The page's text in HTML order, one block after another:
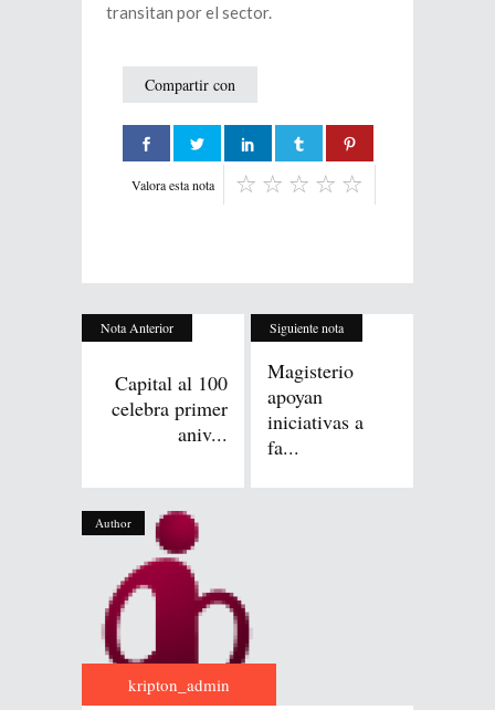
transitan por el sector.
Compartir con
Valora esta nota
Nota Anterior
Capital al 100
celebra primer
aniv...
Siguiente nota
Magisterio
apoyan
iniciativas a
fa...
Author
kripton_admin